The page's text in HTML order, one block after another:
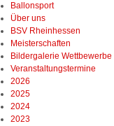
Ballonsport
Über uns
Navigation
überspringen
BSV Rheinhessen
Meisterschaften
Bildergalerie Wettbewerbe
Veranstaltungstermine
Navigation
überspringen
2026
2025
2024
2023